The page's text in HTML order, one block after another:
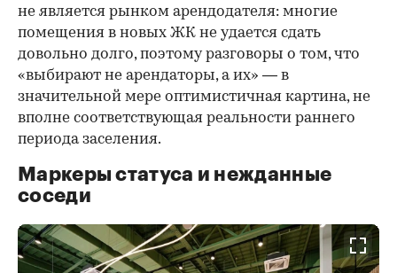
не является рынком арендодателя: многие
помещения в новых ЖК не удается сдать
довольно долго, поэтому разговоры о том, что
«выбирают не арендаторы, а их» — в
значительной мере оптимистичная картина, не
вполне соответствующая реальности раннего
периода заселения.
Маркеры статуса и нежданные
соседи